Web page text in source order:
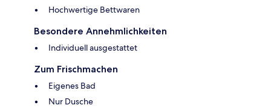
Hochwertige Bettwaren
Besondere Annehmlichkeiten
Individuell ausgestattet
Zum Frischmachen
Eigenes Bad
Nur Dusche